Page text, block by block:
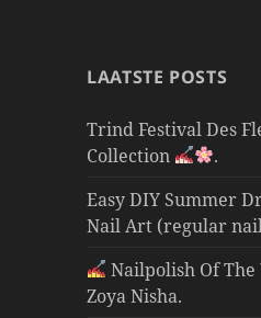
LAATSTE POSTS
Trind Festival Des
Collection
.
Easy DIY Summer
Nail Art (regular
Nailpolish Of The
Zoya Nisha.